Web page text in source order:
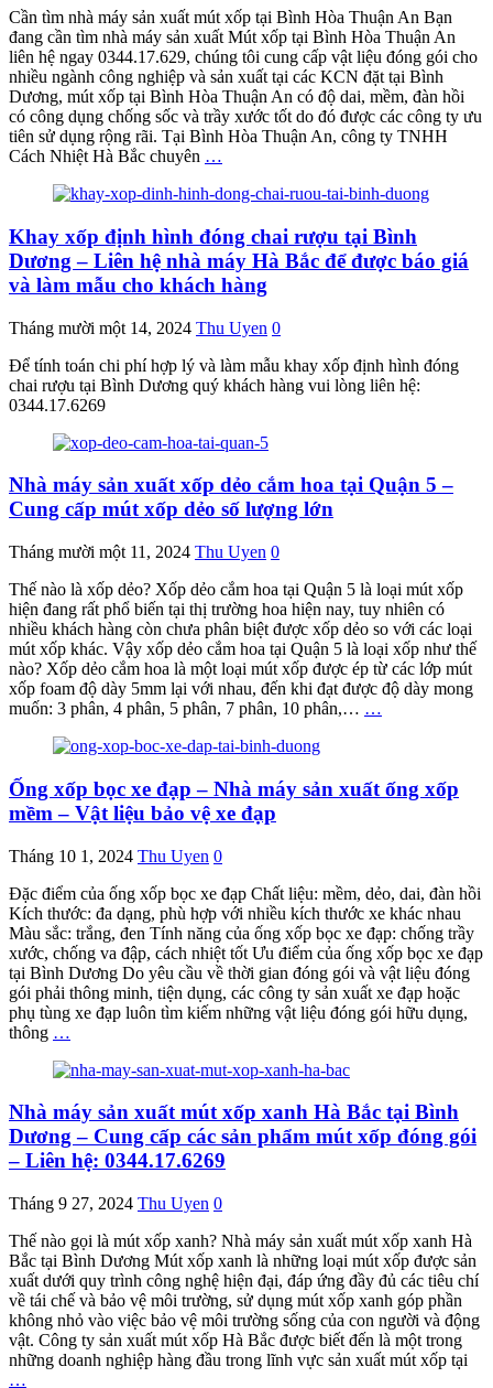
Cần tìm nhà máy sản xuất mút xốp tại Bình Hòa Thuận An Bạn
đang cần tìm nhà máy sản xuất Mút xốp tại Bình Hòa Thuận An
liên hệ ngay 0344.17.629, chúng tôi cung cấp vật liệu đóng gói cho
nhiều ngành công nghiệp và sản xuất tại các KCN đặt tại Bình
Dương, mút xốp tại Bình Hòa Thuận An có độ dai, mềm, đàn hồi
có công dụng chống sốc và trầy xước tốt do đó được các công ty ưu
tiên sử dụng rộng rãi. Tại Bình Hòa Thuận An, công ty TNHH
Cách Nhiệt Hà Bắc chuyên …
Khay xốp định hình đóng chai rượu tại Bình
Dương – Liên hệ nhà máy Hà Bắc để được báo giá
và làm mẫu cho khách hàng
Tháng mười một 14, 2024 Thu Uyen 0
Để tính toán chi phí hợp lý và làm mẫu khay xốp định hình đóng
chai rượu tại Bình Dương quý khách hàng vui lòng liên hệ:
0344.17.6269
Nhà máy sản xuất xốp dẻo cắm hoa tại Quận 5 –
Cung cấp mút xốp dẻo số lượng lớn
Tháng mười một 11, 2024 Thu Uyen 0
Thế nào là xốp dẻo? Xốp dẻo cắm hoa tại Quận 5 là loại mút xốp
hiện đang rất phổ biến tại thị trường hoa hiện nay, tuy nhiên có
nhiều khách hàng còn chưa phân biệt được xốp dẻo so với các loại
mút xốp khác. Vậy xốp dẻo cắm hoa tại Quận 5 là loại xốp như thế
nào? Xốp dẻo cắm hoa là một loại mút xốp được ép từ các lớp mút
xốp foam độ dày 5mm lại với nhau, đến khi đạt được độ dày mong
muốn: 3 phân, 4 phân, 5 phân, 7 phân, 10 phân,… …
Ống xốp bọc xe đạp – Nhà máy sản xuất ống xốp
mềm – Vật liệu bảo vệ xe đạp
Tháng 10 1, 2024 Thu Uyen 0
Đặc điểm của ống xốp bọc xe đạp Chất liệu: mềm, dẻo, dai, đàn hồi
Kích thước: đa dạng, phù hợp với nhiều kích thước xe khác nhau
Màu sắc: trắng, đen Tính năng của ống xốp bọc xe đạp: chống trầy
xước, chống va đập, cách nhiệt tốt Ưu điểm của ống xốp bọc xe đạp
tại Bình Dương Do yêu cầu về thời gian đóng gói và vật liệu đóng
gói phải thông minh, tiện dụng, các công ty sản xuất xe đạp hoặc
phụ tùng xe đạp luôn tìm kiếm những vật liệu đóng gói hữu dụng,
thông …
Nhà máy sản xuất mút xốp xanh Hà Bắc tại Bình
Dương – Cung cấp các sản phẩm mút xốp đóng gói
– Liên hệ: 0344.17.6269
Tháng 9 27, 2024 Thu Uyen 0
Thế nào gọi là mút xốp xanh? Nhà máy sản xuất mút xốp xanh Hà
Bắc tại Bình Dương Mút xốp xanh là những loại mút xốp được sản
xuất dưới quy trình công nghệ hiện đại, đáp ứng đầy đủ các tiêu chí
về tái chế và bảo vệ môi trường, sử dụng mút xốp xanh góp phần
không nhỏ vào việc bảo vệ môi trường sống của con người và động
vật. Công ty sản xuất mút xốp Hà Bắc được biết đến là một trong
những doanh nghiệp hàng đầu trong lĩnh vực sản xuất mút xốp tại
…